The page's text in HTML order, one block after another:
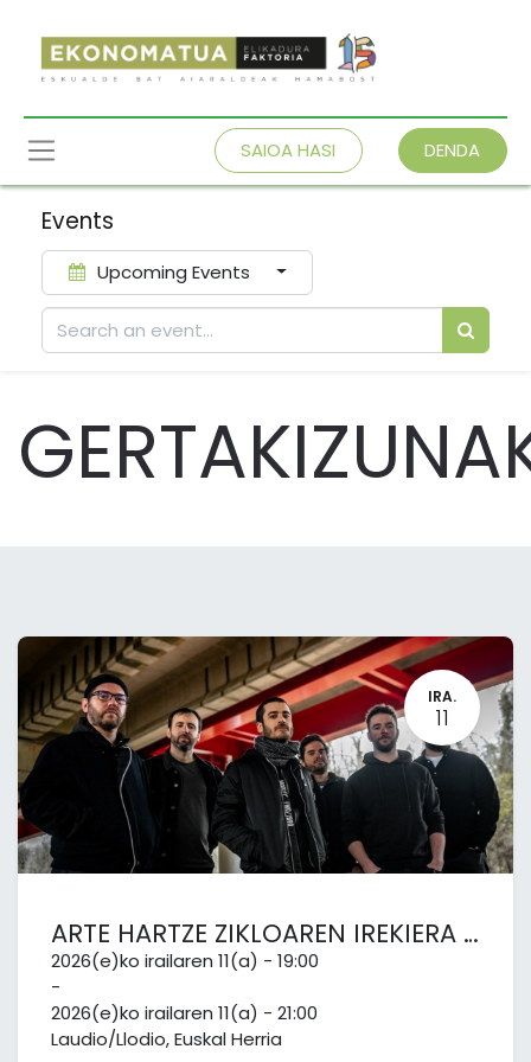
SAIOA HASI DENDA
Events
Upcoming Events
IRA.
11
ARTE HARTZE ZIKLOAREN IREKIERA EGUNA · AUHEN KONTZERTUA
2026(e)ko irailaren 11(a) - 19:00
-
2026(e)ko irailaren 11(a) - 21:00
Laudio/Llodio,Euskal Herria